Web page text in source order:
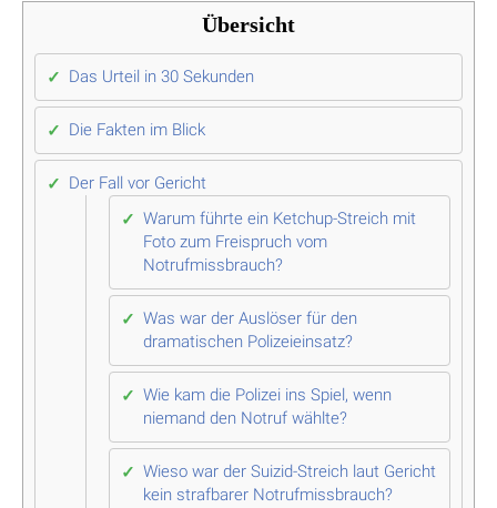
Übersicht
Das Urteil in 30 Sekunden
Die Fakten im Blick
Der Fall vor Gericht
Warum führte ein Ketchup-Streich mit
Foto zum Freispruch vom
Notrufmissbrauch?
Was war der Auslöser für den
dramatischen Polizeieinsatz?
Wie kam die Polizei ins Spiel, wenn
niemand den Notruf wählte?
Wieso war der Suizid-Streich laut Gericht
kein strafbarer Notrufmissbrauch?